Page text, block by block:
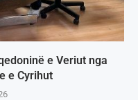
e Veriut nga
e Cyrihut